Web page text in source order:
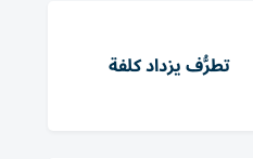
تطرُّف يزداد كلفة